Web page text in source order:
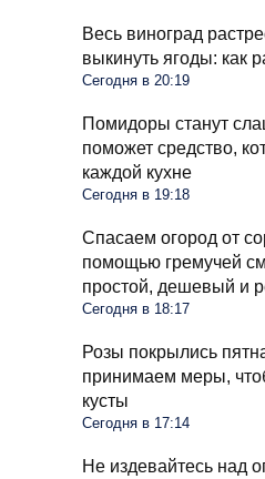
Весь виноград
выкинуть ягоды: как
Сегодня в 20:19
Помидоры станут
поможет средство,
каждой кухне
Сегодня в 19:18
Спасаем огород от
помощью гремучей
простой, дешевый и
Сегодня в 18:17
Розы покрылись
принимаем меры,
кусты
Сегодня в 17:14
Не издевайтесь над